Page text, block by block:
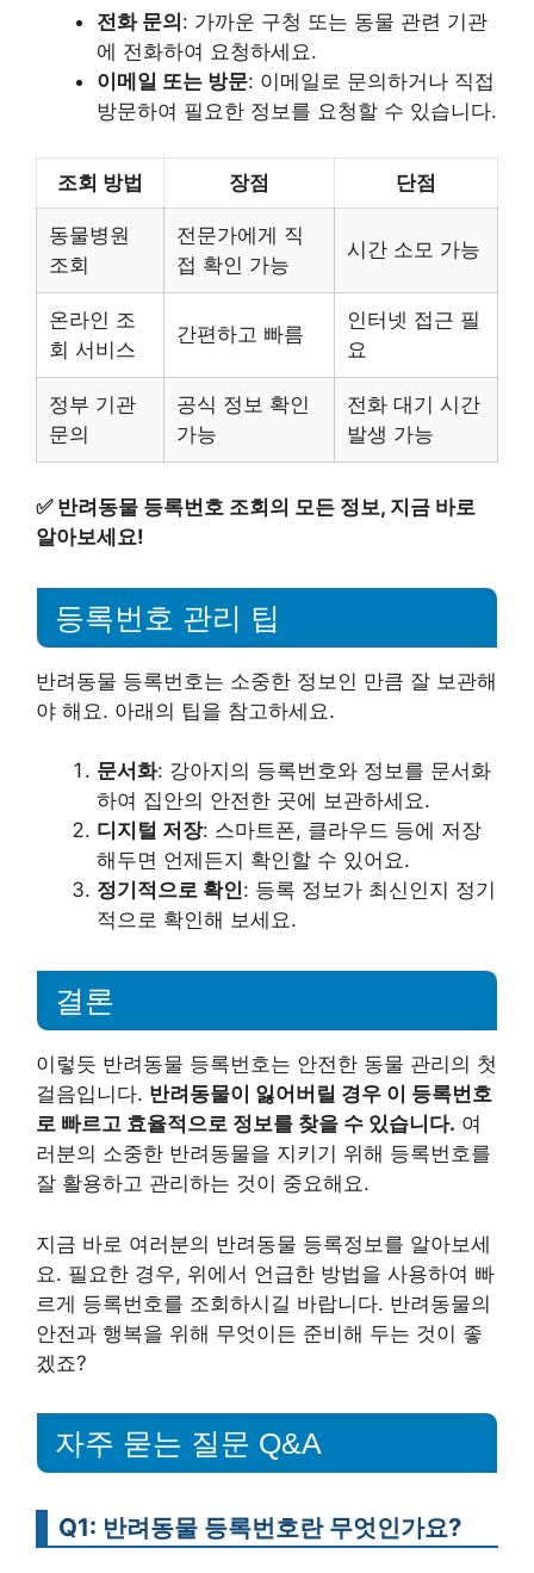
전화 문의 : 가까운 구청 또는 동물 관련 기관
에 전화하여 요청하세요.
이메일 또는 방문: 이메일로 문의하거나 직접
방문하여 필요한 정보를 요청할 수 있습니다.
조회 방법 장점 단점
동물병원
조회
전문가에게 직
접 확인 가능
시간 소모 가능
온라인 조
회 서비스
간편하고 빠름
인터넷 접근 필
요
정부 기관
문의
공식 정보 확인
가능
전화 대기 시간
발생 가능
✅ 반려동물 등록번호 조회의 모든 정보, 지금 바로
알아보세요!
등록번호 관리 팁
반려동물 등록번호는 소중한 정보인 만큼 잘 보관해
야 해요. 아래의 팁을 참고하세요.
문서화: 강아지의 등록번호와 정보를 문서화
하여 집안의 안전한 곳에 보관하세요.
디지털 저장: 스마트폰, 클라우드 등에 저장
해두면 언제든지 확인할 수 있어요.
정기적으로 확인: 등록 정보가 최신인지 정기
적으로 확인해 보세요.
결론
이렇듯 반려동물 등록번호는 안전한 동물 관리의 첫
걸음입니다. 반려동물이 잃어버릴 경우 이 등록번호
로 빠르고 효율적으로 정보를 찾을 수 있습니다. 여
러분의 소중한 반려동물을 지키기 위해 등록번호를
잘 활용하고 관리하는 것이 중요해요.
지금 바로 여러분의 반려동물 등록정보를 알아보세
요. 필요한 경우, 위에서 언급한 방법을 사용하여 빠
르게 등록번호를 조회하시길 바랍니다. 반려동물의
안전과 행복을 위해 무엇이든 준비해 두는 것이 좋
겠죠?
자주 묻는 질문 Q&A
Q1: 반려동물 등록번호란 무엇인가요?